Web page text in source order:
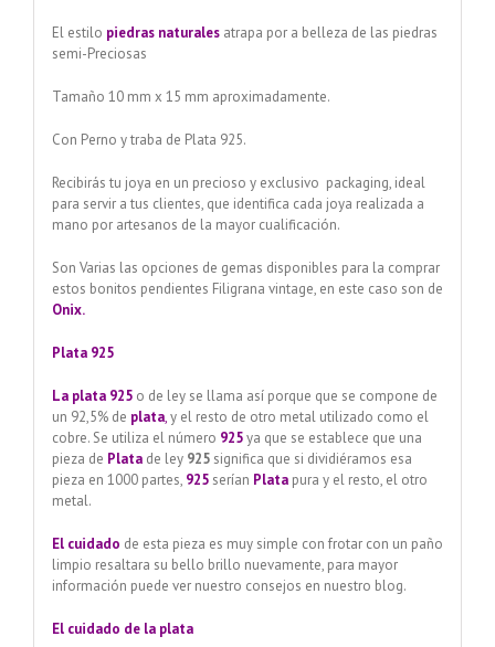
El estilo piedras naturalesatrapa por a belleza de las piedras
semi-Preciosas
Tamaño 10 mm x 15 mm aproximadamente.
Con Perno y traba de Plata 925.
Recibirás tu joya en un precioso y exclusivo packaging, ideal
para servir a tus clientes, que identifica cada joya realizada a
mano por artesanos de la mayor cualificación.
Son Varias las opciones de gemas disponibles para la comprar
estos bonitos pendientes Filigrana vintage, en este caso son de
Onix.
Plata 925
La plata 925o de ley se llama así porque que se compone de
un 92,5% de plata,y el resto de otro metal utilizado como el
cobre. Se utiliza el número 925ya que se establece que una
pieza de Platade ley 925significa que si dividiéramos esa
pieza en 1000 partes, 925serían Platapura y el resto, el otro
metal.
El cuidado de esta pieza es muy simple con frotar con un paño
limpio resaltara su bello brillo nuevamente, para mayor
información puede ver nuestro consejos en nuestro blog.
El cuidado de la plata